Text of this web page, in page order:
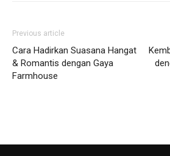
Previous article
Cara Hadirkan Suasana Hangat
& Romantis dengan Gaya
Farmhouse